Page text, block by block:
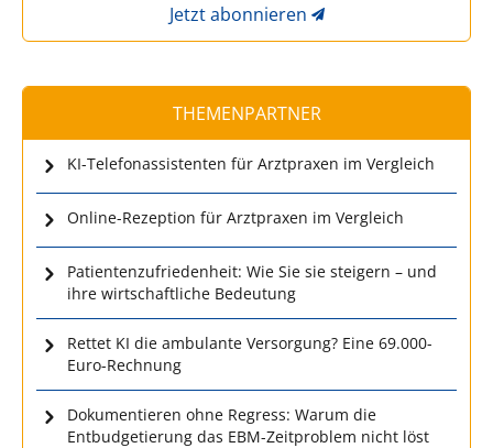
Jetzt abonnieren
THEMENPARTNER
KI-Telefonassistenten für Arztpraxen im Vergleich
Online-Rezeption für Arztpraxen im Vergleich
Patientenzufriedenheit: Wie Sie sie steigern – und
ihre wirtschaftliche Bedeutung
Rettet KI die ambulante Versorgung? Eine 69.000-
Euro-Rechnung
Dokumentieren ohne Regress: Warum die
Entbudgetierung das EBM-Zeitproblem nicht löst